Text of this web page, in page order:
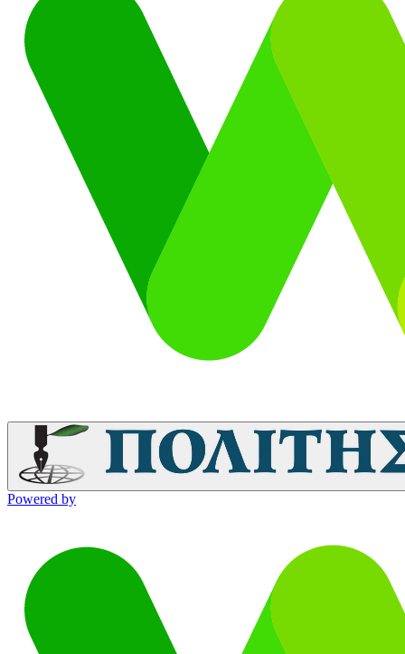
Powered by